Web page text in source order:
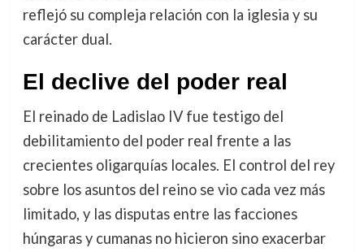
reflejó su compleja relación con la iglesia y su
carácter dual.
El declive del poder real
El reinado de Ladislao IV fue testigo del
debilitamiento del poder real frente a las
crecientes oligarquías locales. El control del rey
sobre los asuntos del reino se vio cada vez más
limitado, y las disputas entre las facciones
húngaras y cumanas no hicieron sino exacerbar